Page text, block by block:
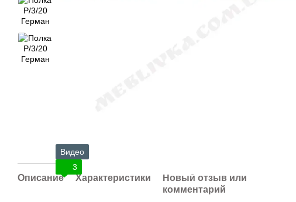
Видео
3
Описание Характеристики
Новый отзыв или
комментарий